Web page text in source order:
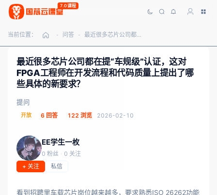
7.0课程
当前位置： - 问答 - 最近很多芯片公司都在提“车规级”认证，这对FPGA工程师在开发流程和代码质量上提出了哪些具体的新要求？
最近很多芯片公司都在提“车规级”认证，这对
FPGA工程师在开发流程和代码质量上提出了哪
些具体的新要求？
提问
开放 6 回答 122 浏览 2026-02-10
EE学生一枚
0 粉丝 · 0 关注
+ 关注
私信
看到招聘里车载芯片岗位越来越多，要求熟悉ISO 26262功能